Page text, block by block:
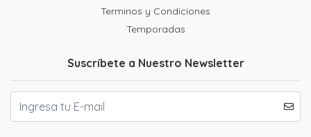
Terminos y Condiciones
Temporadas
Suscríbete a Nuestro Newsletter